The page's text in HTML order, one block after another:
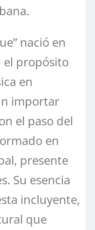
nació en
el propósito
en
importar
el paso del
en
presente
Su esencia
incluyente,
que